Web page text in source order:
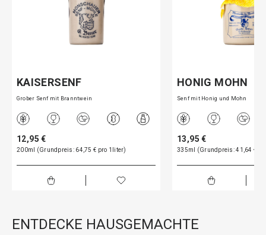
KAISERSENF
Grober Senf mit Branntwein
12,95 €
200ml (Grundpreis: 64,75 € pro 1liter)
HONIG MOHN
Senf mit Honig und Mohn
13,95 €
335ml (Grundpreis: 41,64 €
ENTDECKE HAUSGEMACHTE